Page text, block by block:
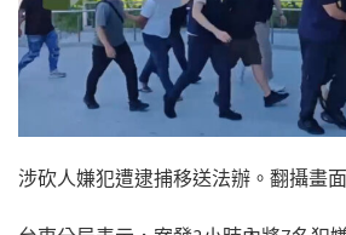
涉砍人嫌犯遭逮捕移送法辦。翻攝畫面